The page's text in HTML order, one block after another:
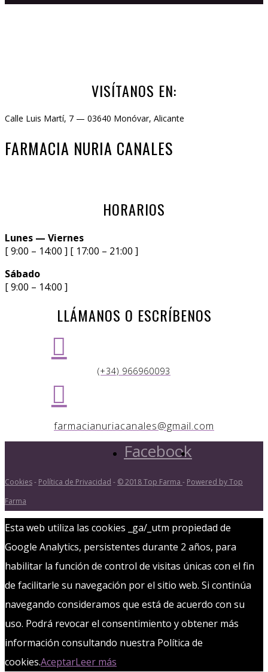
VISÍTANOS EN:
Calle Luis Martí, 7 — 03640 Monóvar, Alicante
FARMACIA NURIA CANALES
HORARIOS
Lunes — Viernes
[ 9:00 – 14:00 ] [ 17:00 – 21:00 ]
Sábado
[ 9:00 – 14:00 ]
LLÁMANOS O ESCRÍBENOS

(+34) 966960093

farmacianuriacanales@gmail.com
Facebook
Cookies- Política de Privacidad - © 2018 Top Farma - Powered by Top
Farma
Esta web utiliza las cookies _ga/_utm propiedad de
Google Analytics, persistentes durante 2 años, para
habilitar la función de control de visitas únicas con el fin
de facilitarle su navegación por el sitio web. Si continúa
navegando consideramos que está de acuerdo con su
uso. Podrá revocar el consentimiento y obtener más
información consultando nuestra Política de
cookies.AceptarLeer más